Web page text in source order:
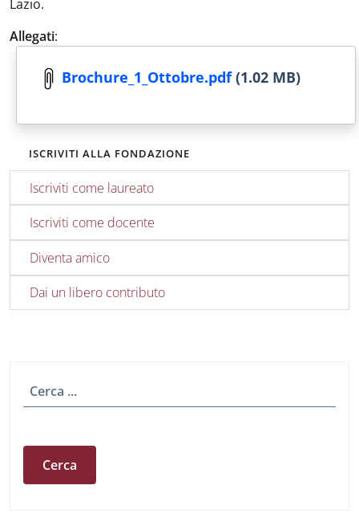
Lazio.
Allegati:
Brochure_1_Ottobre.pdf(1.02 MB)
ISCRIVITI ALLA FONDAZIONE
Iscriviti come laureato
Iscriviti come docente
Diventa amico
Dai un libero contributo
Cerca